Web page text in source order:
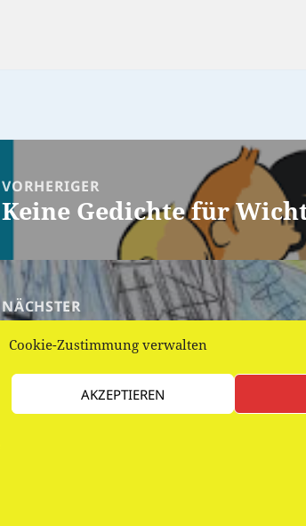
Cookie-Zustimmung verwalten
AKZEPTIEREN
VORHERIGER
Vorheriger
Keine Gedichte für
NÄCHSTER
Beitrag:
Reise um die Welt: